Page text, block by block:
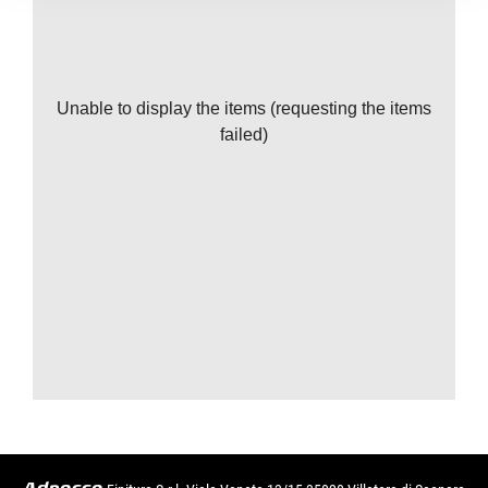
Unable to display the items (requesting the items
failed)